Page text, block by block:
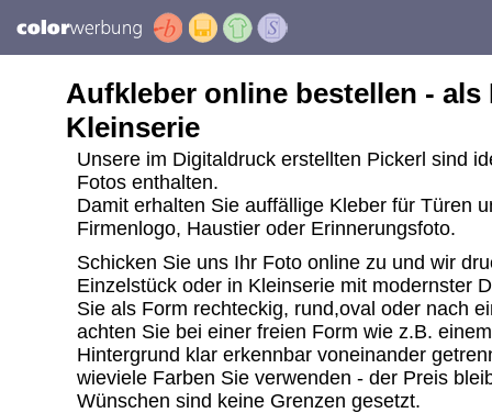
Aufkleber online bestellen -
Kleinserie
Unsere im Digitaldruck erstellten Pickerl sind
Fotos enthalten.
Damit erhalten Sie auffällige Kleber für Türen
Firmenlogo, Haustier oder Erinnerungsfoto.
Schicken Sie uns Ihr Foto online zu und wir
Einzelstück oder in Kleinserie mit modernster
Sie als Form rechteckig, rund,oval oder nach
achten Sie bei einer freien Form wie z.B.
Hintergrund klar erkennbar voneinander
wieviele Farben Sie verwenden - der Preis
Wünschen sind keine Grenzen gesetzt.